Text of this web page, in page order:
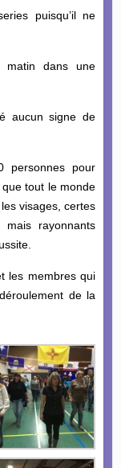
puisqu’il ne
matin dans une
aucun signe de
personnes pour
tout le monde
visages, certes
mais rayonnants
les membres qui
de la